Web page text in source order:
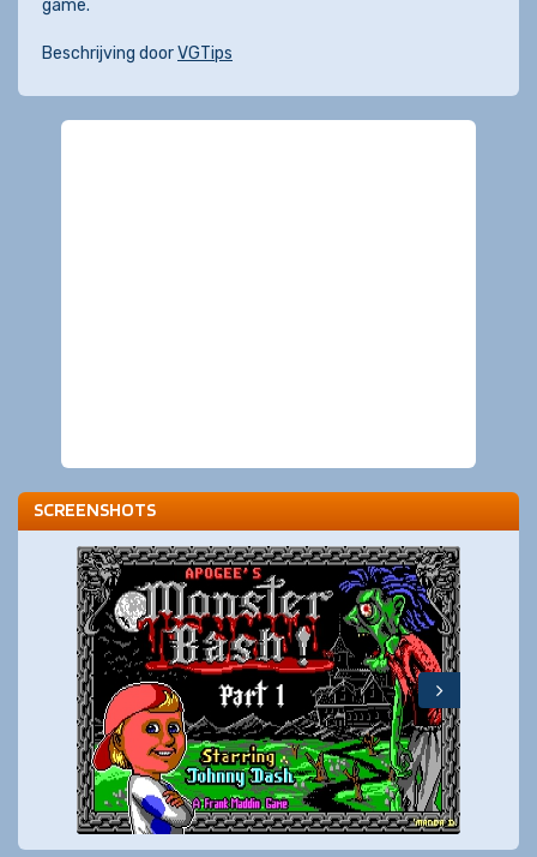
game.
Beschrijving doorVGTips
SCREENSHOTS